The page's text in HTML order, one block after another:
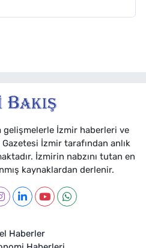
İzmir haberleri ve
İzmir tarafından anlık
İzmirin nabzını tutan en
kaynaklardan derlenir.
Haberler